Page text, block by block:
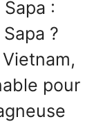
:
?
pour